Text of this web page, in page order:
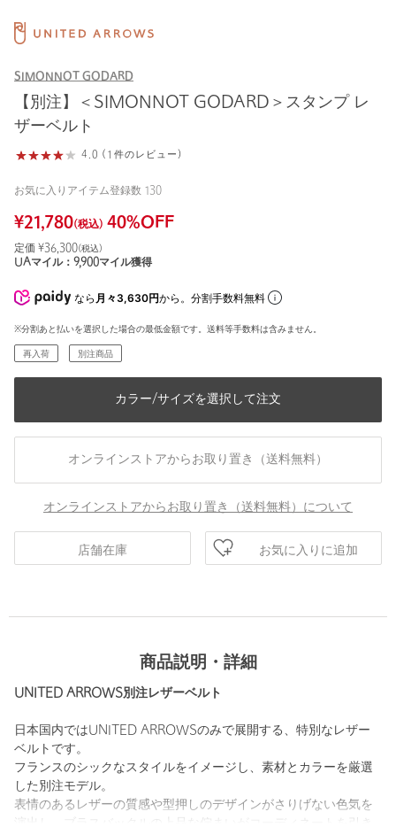
SIMONNOT GODARD
【別注】＜SIMONNOT GODARD＞スタンプ レ
ザーベルト
4.0 (1件のレビュー)
お気に入りアイテム登録数 130
¥21,780(税込) 40%OFF
定価 ¥36,300(税込)
UAマイル： 9,900マイル獲得
なら 月々3,630円から。分割手数料無料
※分割あと払いを選択した場合の最低金額です。送料等手数料は含みません。
再入荷 別注商品
カラー/サイズを選択して注文
オンラインストアからお取り置き（送料無料）
オンラインストアからお取り置き（送料無料）について
店舗在庫 お気に入りに追加
商品説明・詳細
UNITED ARROWS別注レザーベルト
日本国内ではUNITED ARROWSのみで展開する、特別なレザー
ベルトです。
フランスのシックなスタイルをイメージし、素材とカラーを厳選
した別注モデル。
表情のあるレザーの質感や型押しのデザインがさりげない色気を